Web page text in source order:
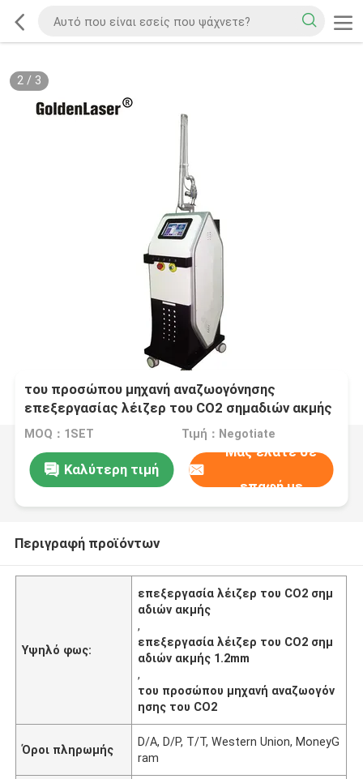
2/ 3
του προσώπου μηχανή αναζωογόνησης
επεξεργασίας λέιζερ του CO2 σημαδιών ακμής
σωλήνων μετάλλων RF 1.2mm
MOQ：1SET Τιμή：Negotiate
Καλύτερη τιμή
Μας ελάτε σε
επαφή με
Περιγραφή προϊόντων
Υψηλό φως:
επεξεργασία λέιζερ του CO2 σημ
αδιών ακμής
,
επεξεργασία λέιζερ του CO2 σημ
αδιών ακμής 1.2mm
,
του προσώπου μηχανή αναζωογόν
ησης του CO2
Όροι πληρωμής
D/A, D/P, T/T, Western Union, MoneyG
ram